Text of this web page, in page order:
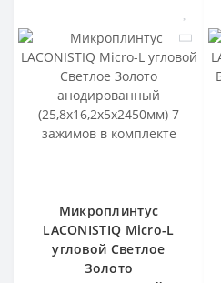
Микроплинтус
LACONISTIQ Micro-L
угловой Светлое
Золото